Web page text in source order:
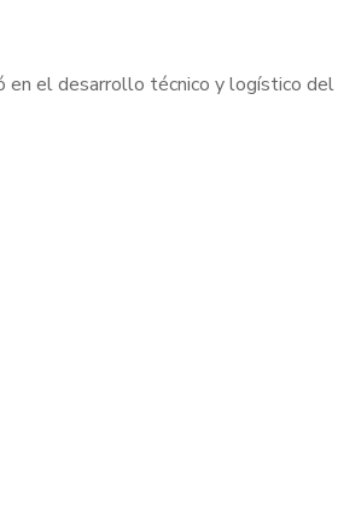
en el desarrollo técnico y logístico